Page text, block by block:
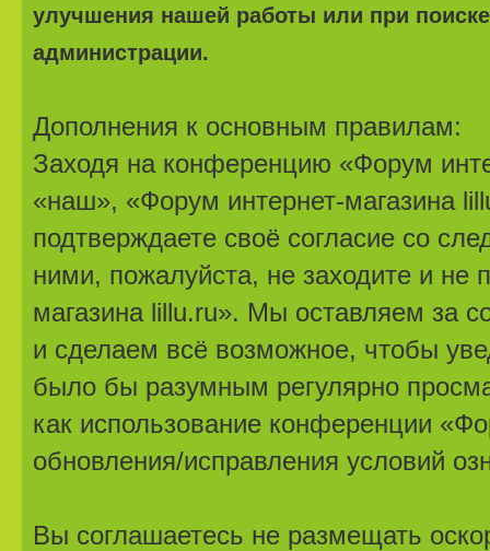
улучшения нашей работы или при
администрации.
Дополнения к основным правилам:
Заходя на конференцию «Форум
«наш», «Форум интернет-магазина
подтверждаете своё согласие со
ними, пожалуйста, не заходите и
магазина lillu.ru». Мы оставляем за
и сделаем всё возможное, чтобы
было бы разумным регулярно
как использование конференции
обновления/исправления условий
Вы соглашаетесь не размещать